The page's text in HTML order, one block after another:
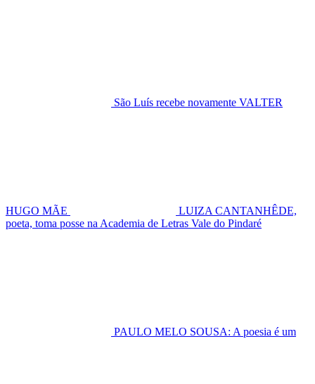
São Luís recebe novamente VALTER
HUGO MÃE
LUIZA CANTANHÊDE,
poeta, toma posse na Academia de Letras Vale do Pindaré
PAULO MELO SOUSA: A poesia é um